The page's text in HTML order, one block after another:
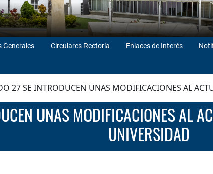
Generales Circulares Rectoría Enlaces de Interés
27 SE INTRODUCEN UNAS MODIFICACIONES AL
UNIVERSIDAD